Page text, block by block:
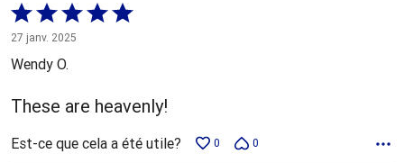
Coté
5 sur
5
27 janv. 2025
Wendy O.
These are heavenly!
Est-ce que cela a été utile? 0 0